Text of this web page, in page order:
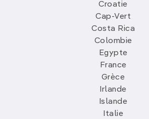
Croatie
Cap-Vert
Costa Rica
Colombie
Egypte
France
Grèce
Irlande
Islande
Italie